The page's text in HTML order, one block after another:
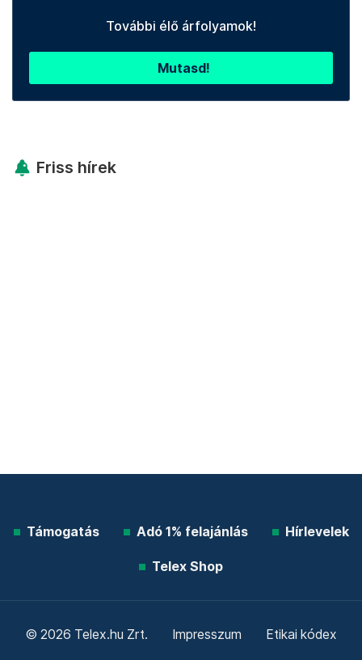
További élő árfolyamok!
Mutasd!
Friss hírek
Támogatás Adó 1% felajánlás Hírlevelek
Telex Shop
© 2026 Telex.hu Zrt. Impresszum Etikai kódex